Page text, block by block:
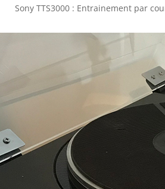
Sony TTS3000 : Entrainement par